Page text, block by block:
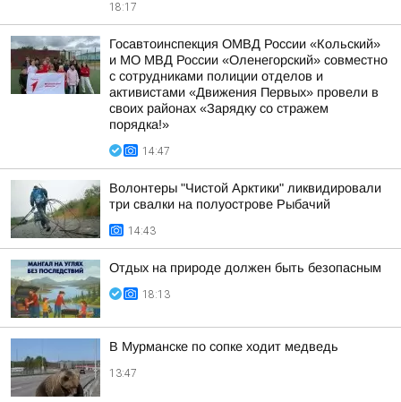
18:17
Госавтоинспекция ОМВД России «Кольский»
и МО МВД России «Оленегорский» совместно
с сотрудниками полиции отделов и
активистами «Движения Первых» провели в
своих районах «Зарядку со стражем
порядка!»
14:47
Волонтеры "Чистой Арктики" ликвидировали
три свалки на полуострове Рыбачий
14:43
Отдых на природе должен быть безопасным
18:13
В Мурманске по сопке ходит медведь
13:47